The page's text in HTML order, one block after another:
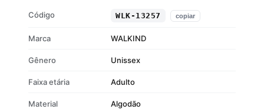
Flanelado por dentro
Punhos e barra em ribana
Código WLK-13257 copiar
Marca WALKIND
Gênero Unissex
Faixa etária Adulto
Material Algodão